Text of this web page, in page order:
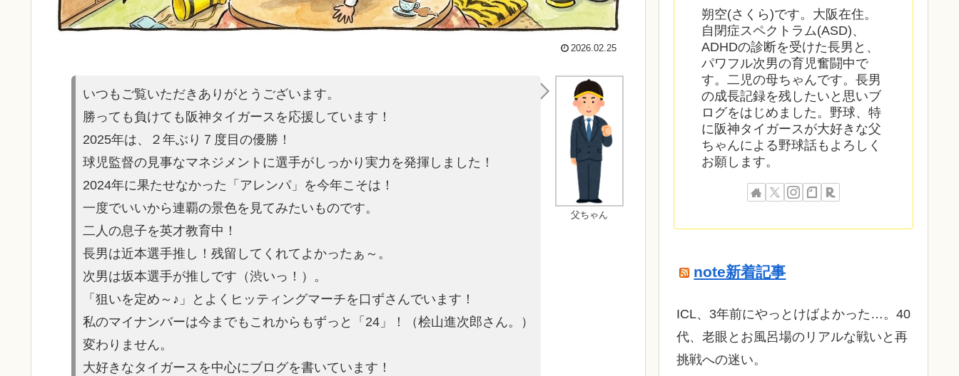
2026.02.25
父ちゃん
いつもご覧いただきありがとうございます。
勝っても負けても阪神タイガースを応援しています！
2025年は、２年ぶり７度目の優勝！
球児監督の見事なマネジメントに選手がしっかり実力を発揮しました！
2024年に果たせなかった「アレンパ」を今年こそは！
一度でいいから連覇の景色を見てみたいものです。
二人の息子を英才教育中！
長男は近本選手推し！残留してくれてよかったぁ～。
次男は坂本選手が推しです（渋いっ！）。
「狙いを定め～♪」とよくヒッティングマーチを口ずさんでいます！
私のマイナンバーは今までもこれからもずっと「24」！（桧山進次郎さん。）
変わりません。
大好きなタイガースを中心にブログを書いています！
朔空(さくら)です。大阪在住。
自閉症スペクトラム(ASD)、
ADHDの診断を受けた長男と、
パワフル次男の育児奮闘中で
す。二児の母ちゃんです。長男
の成長記録を残したいと思いブ
ログをはじめました。野球、特
に阪神タイガースが大好きな父
ちゃんによる野球話もよろしく
お願します。
note新着記事
ICL、3年前にやっとけばよかった…。40
代、老眼とお風呂場のリアルな戦いと再
挑戦への迷い。